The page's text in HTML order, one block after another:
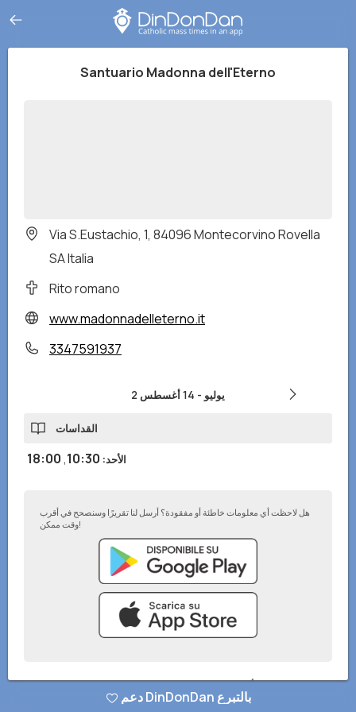
Santuario Madonna dell'Eterno
Via S.Eustachio, 1, 84096 Montecorvino Rovella
SA Italia
Rito romano
www.madonnadelleterno.it
3347591937
2 يوليو - 14 أغسطس
القداسات
الأحد:
10:30
,
18:00
هل لاحظت أي معلومات خاطئة أو مفقودة؟ أرسل لنا تقريرًا وسنصحح في أقرب
وقت ممكن!
© تطبيق DinDonDan 2026– سياسة الخصوصية–أضف إلى موقعك الإلكتروني
دعم DinDonDan بالتبرع